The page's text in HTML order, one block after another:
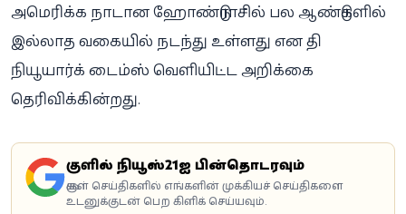
அமெரிக்க நாடான ஹோண்டுராசில் பல ஆண்டுகளில்
இல்லாத வகையில் நடந்து உள்ளது என தி
நியூயார்க் டைம்ஸ் வெளியிட்ட அறிக்கை
தெரிவிக்கின்றது.
கூகுளில் நியூஸ்21ஐ பின்தொடரவும்
கூகுள் செய்திகளில் எங்களின் முக்கியச் செய்திகளை
உடனுக்குடன் பெற கிளிக் செய்யவும்.